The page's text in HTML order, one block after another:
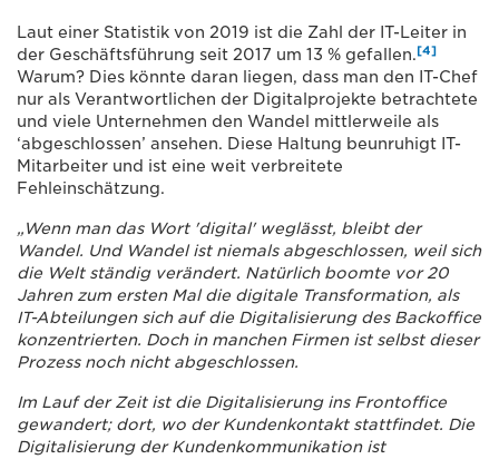
Laut einer Statistik von 2019 ist die Zahl der IT-Leiter in
der Geschäftsführung seit 2017 um 13 % gefallen.[4]
Warum? Dies könnte daran liegen, dass man den IT-Chef
nur als Verantwortlichen der Digitalprojekte betrachtete
und viele Unternehmen den Wandel mittlerweile als
‘abgeschlossen’ ansehen. Diese Haltung beunruhigt IT-
Mitarbeiter und ist eine weit verbreitete
Fehleinschätzung.
„Wenn man das Wort 'digital' weglässt, bleibt der
Wandel. Und Wandel ist niemals abgeschlossen, weil sich
die Welt ständig verändert. Natürlich boomte vor 20
Jahren zum ersten Mal die digitale Transformation, als
IT-Abteilungen sich auf die Digitalisierung des Backoffice
konzentrierten. Doch in manchen Firmen ist selbst dieser
Prozess noch nicht abgeschlossen.
Im Lauf der Zeit ist die Digitalisierung ins Frontoffice
gewandert; dort, wo der Kundenkontakt stattfindet. Die
Digitalisierung der Kundenkommunikation ist